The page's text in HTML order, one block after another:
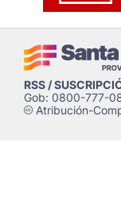
RSS /
Gob: 0800-777-
cAtribución-